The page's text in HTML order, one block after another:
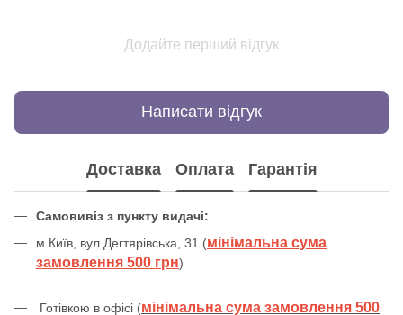
Додайте перший відгук
Написати відгук
Доставка Оплата Гарантія
Самовивіз з пункту видачі:
м.Київ, вул.Дегтярівська, 31 (мінімальна сума
замовлення 500 грн)
Готівкою в офісі (мінімальна сума замовлення 500